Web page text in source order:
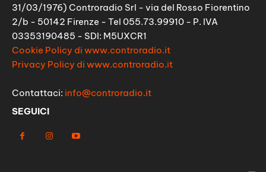
31/03/1976) Controradio Srl - via del Rosso Fiorentino
2/b - 50142 Firenze - Tel 055.73.99910 - P. IVA
03353190485 - SDI: M5UXCR1
Cookie Policy di www.controradio.it
Privacy Policy di www.controradio.it
Contattaci: info@controradio.it
SEGUICI